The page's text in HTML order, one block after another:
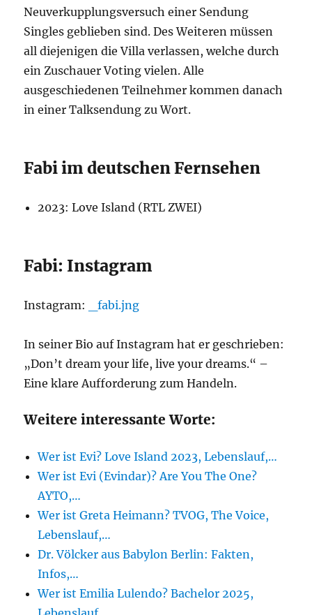
Neuverkupplungsversuch einer Sendung
Singles geblieben sind. Des Weiteren müssen
all diejenigen die Villa verlassen, welche durch
ein Zuschauer Voting vielen. Alle
ausgeschiedenen Teilnehmer kommen danach
in einer Talksendung zu Wort.
Fabi im deutschen Fernsehen
2023: Love Island (RTL ZWEI)
Fabi: Instagram
Instagram: _fabi.jng
In seiner Bio auf Instagram hat er geschrieben:
„Don’t dream your life, live your dreams.“ –
Eine klare Aufforderung zum Handeln.
Weitere interessante Worte:
Wer ist Evi? Love Island 2023, Lebenslauf,…
Wer ist Evi (Evindar)? Are You The One?
AYTO,…
Wer ist Greta Heimann? TVOG, The Voice,
Lebenslauf,…
Dr. Völcker aus Babylon Berlin: Fakten,
Infos,…
Wer ist Emilia Lulendo? Bachelor 2025,